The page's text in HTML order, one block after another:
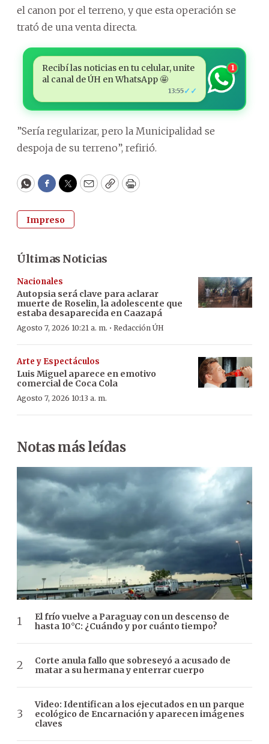
el canon por el terreno, y que esta operación se
trató de una venta directa.
Recibí las noticias en tu celular, unite
al canal de ÚH en WhatsApp 🤩
13:55✓✓
1
”Sería regularizar, pero la Municipalidad se
despoja de su terreno”, refirió.
WhatsApp
Facebook
Twitter
EmailCopyPrint
Impreso
Últimas Noticias
Nacionales
Autopsia será clave para aclarar
muerte de Roselin, la adolescente que
estaba desaparecida en Caazapá
Agosto 7, 2026 10:21 a. m. · Redacción ÚH
Arte y Espectáculos
Luis Miguel aparece en emotivo
comercial de Coca Cola
Agosto 7, 2026 10:13 a. m.
Notas más leídas
El frío vuelve a Paraguay con un descenso de
hasta 10°C: ¿Cuándo y por cuánto tiempo?
Corte anula fallo que sobreseyó a acusado de
matar a su hermana y enterrar cuerpo
Video: Identifican a los ejecutados en un parque
ecológico de Encarnación y aparecen imágenes
claves